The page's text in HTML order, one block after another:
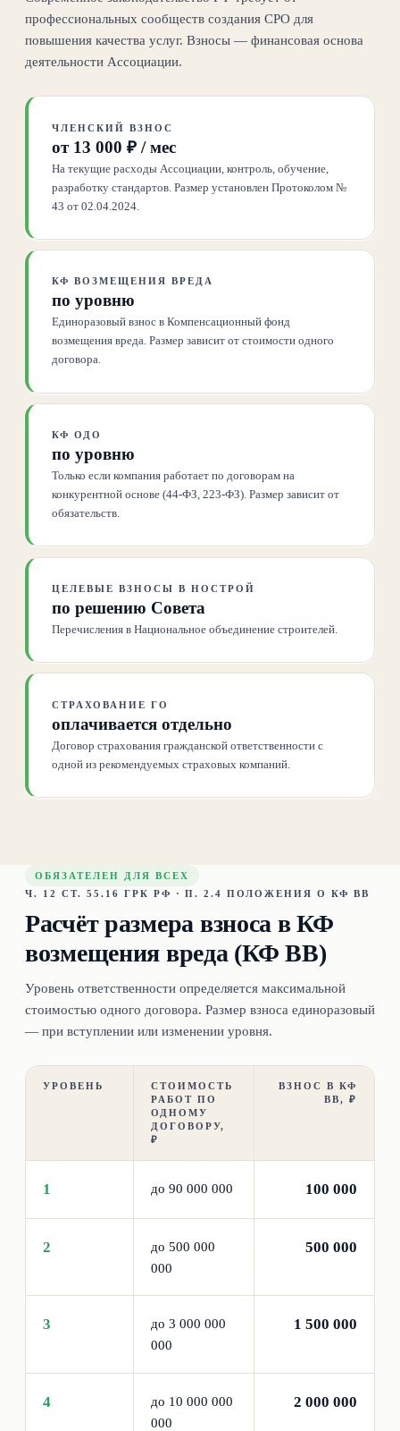
профессиональных сообществ создания СРО для
повышения качества услуг. Взносы — финансовая основа
деятельности Ассоциации.
ЧЛЕНСКИЙ ВЗНОС
от 13 000 ₽ / мес
На текущие расходы Ассоциации, контроль, обучение,
разработку стандартов. Размер установлен Протоколом №
43 от 02.04.2024.
КФ ВОЗМЕЩЕНИЯ ВРЕДА
по уровню
Единоразовый взнос в Компенсационный фонд
возмещения вреда. Размер зависит от стоимости одного
договора.
КФ ОДО
по уровню
Только если компания работает по договорам на
конкурентной основе (44-ФЗ, 223-ФЗ). Размер зависит от
обязательств.
ЦЕЛЕВЫЕ ВЗНОСЫ В НОСТРОЙ
по решению Совета
Перечисления в Национальное объединение строителей.
СТРАХОВАНИЕ ГО
оплачивается отдельно
Договор страхования гражданской ответственности с
одной из рекомендуемых страховых компаний.
ОБЯЗАТЕЛЕН ДЛЯ ВСЕХ
Ч. 12 СТ. 55.16 ГРК РФ · П. 2.4 ПОЛОЖЕНИЯ О КФ ВВ
Расчёт размера взноса в КФ
возмещения вреда (КФ ВВ)
Уровень ответственности определяется максимальной
стоимостью одного договора. Размер взноса единоразовый
— при вступлении или изменении уровня.
УРОВЕНЬ
СТОИМОСТЬ
РАБОТ ПО
ОДНОМУ
ДОГОВОРУ,
₽
ВЗНОС В КФ
ВВ, ₽
1 до 90 000 000 100 000
2
до 500 000
000
500 000
3
до 3 000 000
000
1 500 000
4
до 10 000 000
000
2 000 000